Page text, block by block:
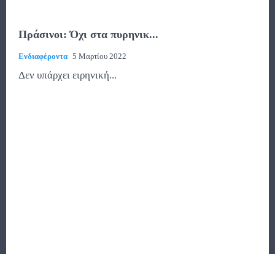
Πράσινοι: Όχι στα πυρηνικ...
Ενδιαφέροντα 5 Μαρτίου 2022
Δεν υπάρχει ειρηνική...